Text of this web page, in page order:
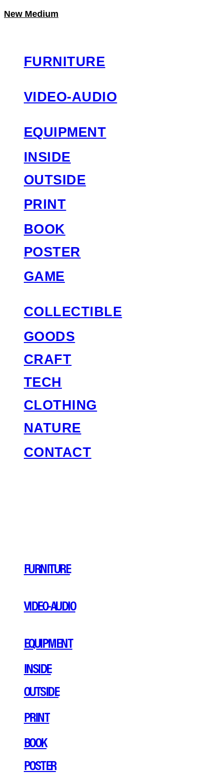
New Medium
FURNITURE
VIDEO-AUDIO
EQUIPMENT
INSIDE
OUTSIDE
PRINT
BOOK
POSTER
GAME
COLLECTIBLE
GOODS
CRAFT
TECH
CLOTHING
NATURE
CONTACT
FURNITURE
VIDEO-AUDIO
EQUIPMENT
INSIDE
OUTSIDE
PRINT
BOOK
POSTER